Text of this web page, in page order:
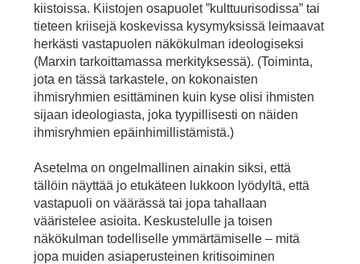
kiistoissa. Kiistojen osapuolet ”kulttuurisodissa” tai
tieteen kriisejä koskevissa kysymyksissä leimaavat
herkästi vastapuolen näkökulman ideologiseksi
(Marxin tarkoittamassa merkityksessä). (Toiminta,
jota en tässä tarkastele, on kokonaisten
ihmisryhmien esittäminen kuin kyse olisi ihmisten
sijaan ideologiasta, joka tyypillisesti on näiden
ihmisryhmien epäinhimillistämistä.)
Asetelma on ongelmallinen ainakin siksi, että
tällöin näyttää jo etukäteen lukkoon lyödyltä, että
vastapuoli on väärässä tai jopa tahallaan
vääristelee asioita. Keskustelulle ja toisen
näkökulman todelliselle ymmärtämiselle – mitä
jopa muiden asiaperusteinen kritisoiminen